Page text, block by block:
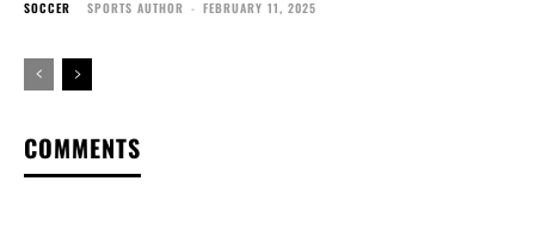
SOCCER SPORTS AUTHOR - FEBRUARY 11, 2025
COMMENTS